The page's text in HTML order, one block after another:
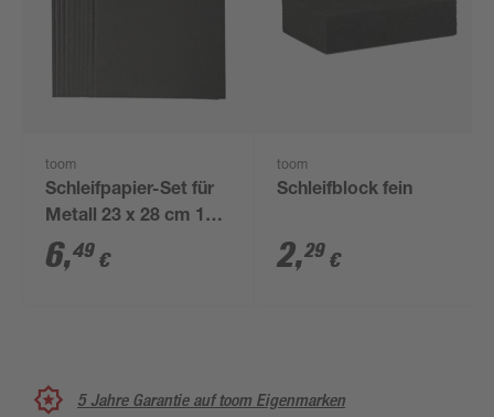
toom
Schleifpapier-Set für
Metall 23 x 28 cm 10-
teilig
6,49 €
toom
Schleifblock fein
2,29 €
5 Jahre Garantie auf toom Eigenmarken